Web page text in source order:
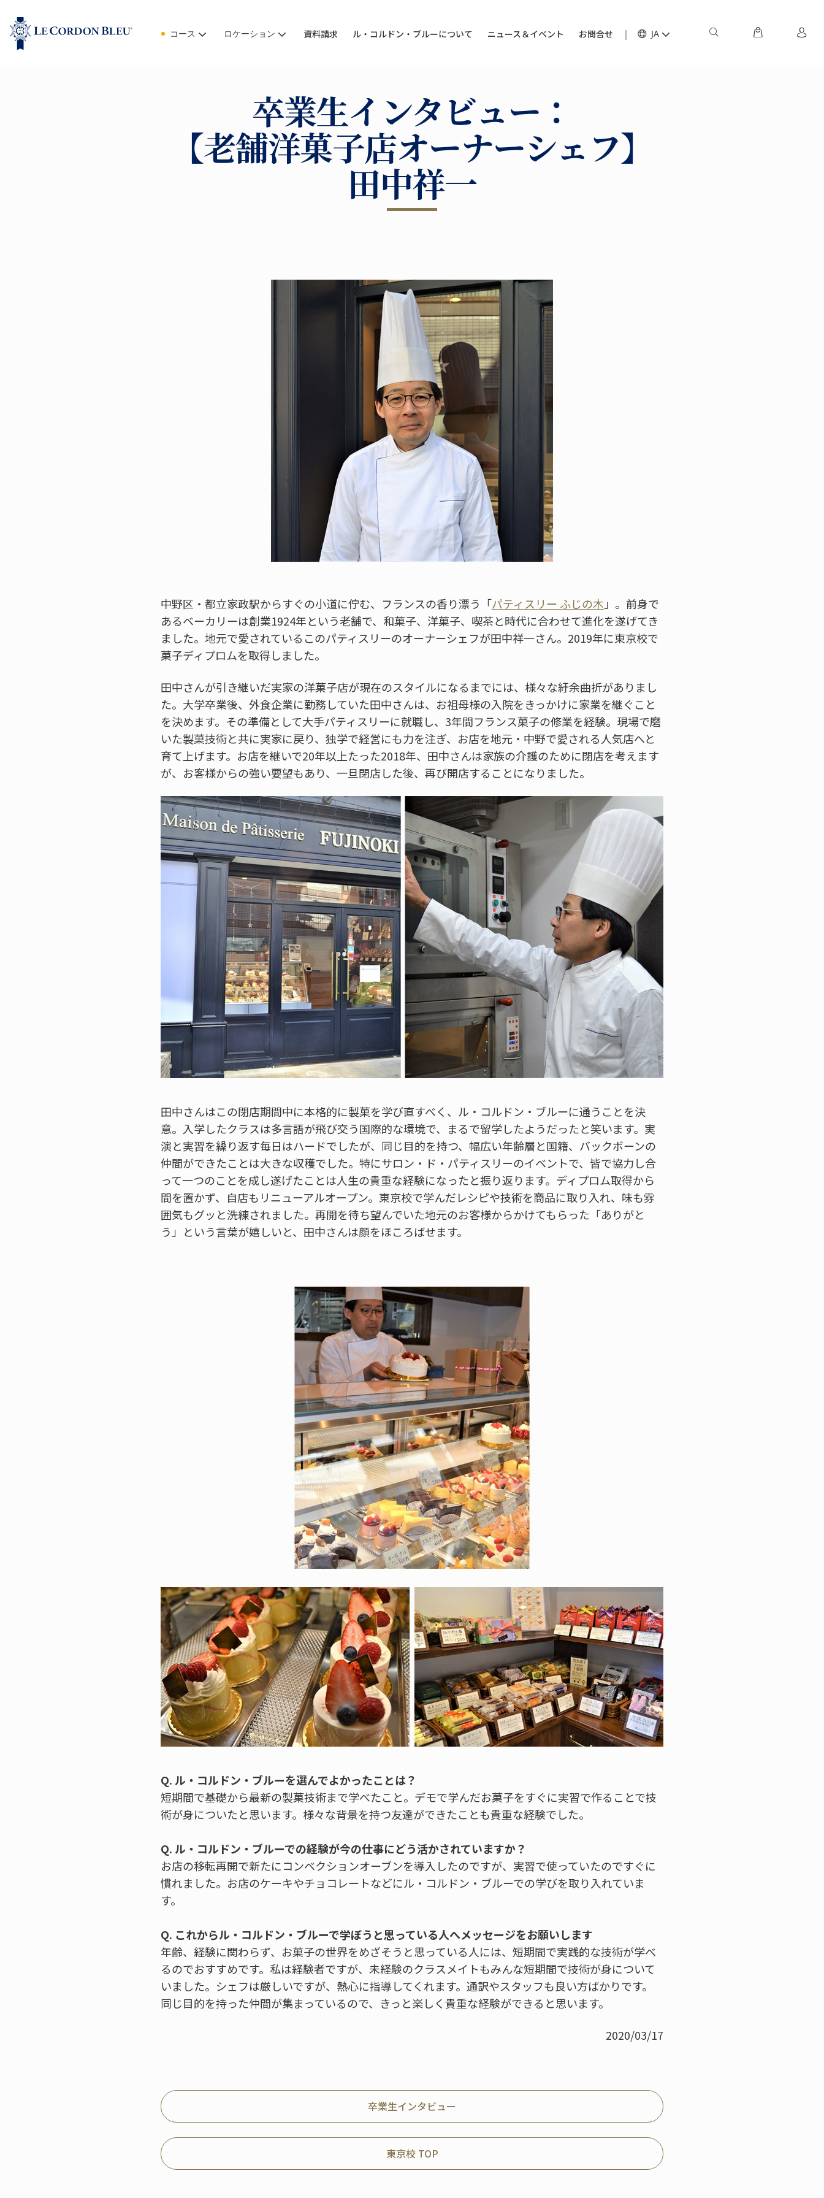
コース ロケーション 資料請求 ル・コルドン・ブルーについて ニュース＆イベント お問合せ JA
卒業生インタビュー：
【老舗洋菓子店オーナーシェフ】
田中祥一
中野区・都立家政駅からすぐの小道に佇む、フランスの香り漂う「パティスリー ふじの木 」。前身で
あるベーカリーは創業1924年という老舗で、和菓子、洋菓子、喫茶と時代に合わせて進化を遂げてき
ました。地元で愛されているこのパティスリーのオーナーシェフが田中祥一さん。2019年に東京校で
菓子ディプロムを取得しました。
田中さんが引き継いだ実家の洋菓子店が現在のスタイルになるまでには、様々な紆余曲折がありまし
た。大学卒業後、外食企業に勤務していた田中さんは、お祖母様の入院をきっかけに家業を継ぐこと
を決めます。その準備として大手パティスリーに就職し、3年間フランス菓子の修業を経験。現場で磨
いた製菓技術と共に実家に戻り、独学で経営にも力を注ぎ、お店を地元・中野で愛される人気店へと
育て上げます。お店を継いで20年以上たった2018年、田中さんは家族の介護のために閉店を考えます
が、お客様からの強い要望もあり、一旦閉店した後、再び開店することになりました。
田中さんはこの閉店期間中に本格的に製菓を学び直すべく、ル・コルドン・ブルーに通うことを決
意。入学したクラスは多言語が飛び交う国際的な環境で、まるで留学したようだったと笑います。実
演と実習を繰り返す毎日はハードでしたが、同じ目的を持つ、幅広い年齢層と国籍、バックボーンの
仲間ができたことは大きな収穫でした。特にサロン・ド・パティスリーのイベントで、皆で協力し合
って一つのことを成し遂げたことは人生の貴重な経験になったと振り返ります。ディプロム取得から
間を置かず、自店もリニューアルオープン。東京校で学んだレシピや技術を商品に取り入れ、味も雰
囲気もグッと洗練されました。再開を待ち望んでいた地元のお客様からかけてもらった「ありがと
う」という言葉が嬉しいと、田中さんは顔をほころばせます。
Q. ル・コルドン・ブルーを選んでよかったことは？
短期間で基礎から最新の製菓技術まで学べたこと。デモで学んだお菓子をすぐに実習で作ることで技
術が身についたと思います。様々な背景を持つ友達ができたことも貴重な経験でした。
Q. ル・コルドン・ブルーでの経験が今の仕事にどう活かされていますか？
お店の移転再開で新たにコンベクションオーブンを導入したのですが、実習で使っていたのですぐに
慣れました。お店のケーキやチョコレートなどにル・コルドン・ブルーでの学びを取り入れていま
す。
Q. これからル・コルドン・ブルーで学ぼうと思っている人へメッセージをお願いします
年齢、経験に関わらず、お菓子の世界をめざそうと思っている人には、短期間で実践的な技術が学べ
るのでおすすめです。私は経験者ですが、未経験のクラスメイトもみんな短期間で技術が身について
いました。シェフは厳しいですが、熱心に指導してくれます。通訳やスタッフも良い方ばかりです。
同じ目的を持った仲間が集まっているので、きっと楽しく貴重な経験ができると思います。
2020/03/17
卒業生インタビュー
東京校 TOP